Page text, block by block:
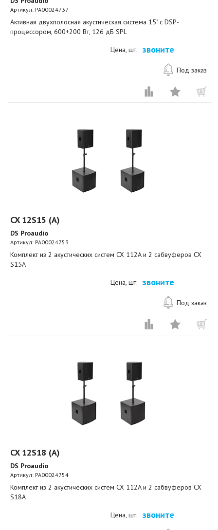
Артикул: PA00024737
Активная двухполосная акустическая система 15" с DSP-
процессором, 600+200 Вт, 126 дБ SPL
Цена, шт. звоните
Под заказ
CX 12S15 (A)
DS Proaudio
Артикул: PA00024753
Комплект из 2 акустических систем CX 112A и 2 сабвуферов CX
S15A
Цена, шт. звоните
Под заказ
CX 12S18 (A)
DS Proaudio
Артикул: PA00024754
Комплект из 2 акустических систем CX 112A и 2 сабвуферов CX
S18A
Цена, шт. звоните